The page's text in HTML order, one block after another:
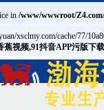
in/www/wwwroot/
xsclmy.com/cache/77/
蕉视频,91抖音APP污版下载